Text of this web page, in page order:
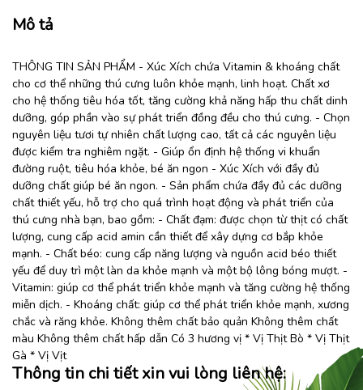
Mô tả
THÔNG TIN SẢN PHẨM - Xúc Xích chứa Vitamin & khoáng chất
cho cơ thể những thú cưng luôn khỏe mạnh, linh hoạt. Chất xơ
cho hệ thống tiêu hóa tốt, tăng cường khả năng hấp thu chất dinh
dưỡng, góp phần vào sự phát triển đồng đều cho thú cưng. - Chọn
nguyên liệu tươi tự nhiên chất lượng cao, tất cả các nguyên liệu
được kiểm tra nghiêm ngặt. - Giúp ổn định hệ thống vi khuẩn
đường ruột, tiêu hóa khỏe, bé ăn ngon - Xúc Xích với đầy đủ
dưỡng chất giúp bé ăn ngon. - Sản phẩm chứa đầy đủ các dưỡng
chất thiết yếu, hỗ trợ cho quá trình hoạt động và phát triển của
thú cưng nhà bạn, bao gồm: - Chất đạm: được chọn từ thịt có chất
lượng, cung cấp acid amin cần thiết để xây dựng cơ bắp khỏe
mạnh. - Chất béo: cung cấp năng lượng và nguồn acid béo thiết
yếu để duy trì một làn da khỏe mạnh và một bộ lông bóng mượt. -
Vitamin: giúp cơ thể phát triển khỏe mạnh và tăng cường hệ thống
miễn dịch. - Khoáng chất: giúp cơ thể phát triển khỏe mạnh, xương
chắc và răng khỏe. Không thêm chất bảo quản Không thêm chất
màu Không thêm chất hấp dẫn Có 3 hương vị * Vị Thịt Bò * Vị Thịt
Gà * Vị Vịt
Thông tin chi tiết xin vui lòng liên hệ: